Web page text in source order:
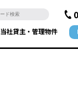
当社貸主・管理物件